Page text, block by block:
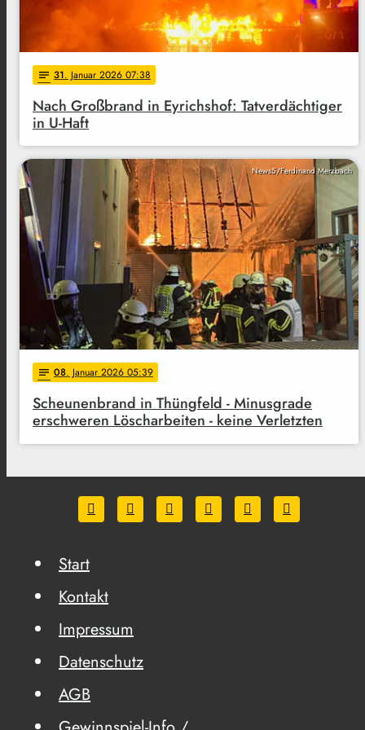
notes 31. Januar 2026 07:38
Nach Großbrand in Eyrichshof: Tatverdächtiger
in U-Haft
News5/Ferdinand Merzbach
notes 08. Januar 2026 05:39
Scheunenbrand in Thüngfeld - Minusgrade
erschweren Löscharbeiten - keine Verletzten
Start
Kontakt
Impressum
Datenschutz
AGB